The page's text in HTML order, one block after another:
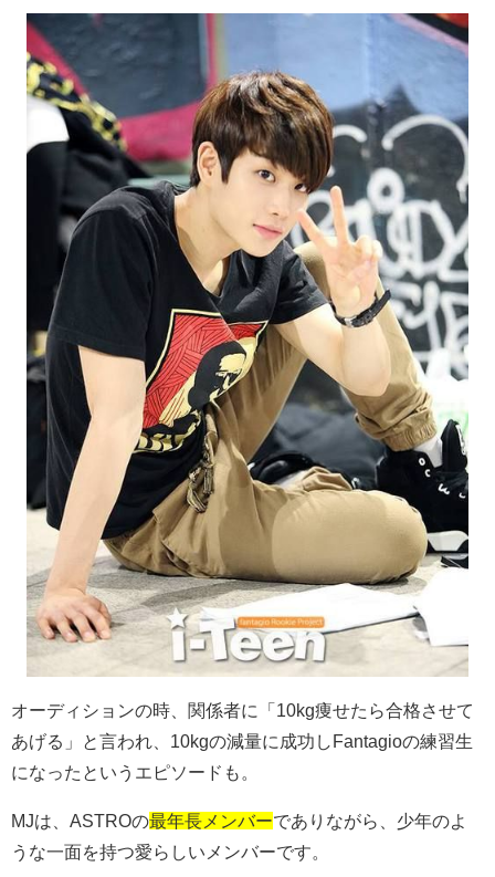
オーディションの時、関係者に「10kg痩せたら合格させて
あげる」と言われ、 10kgの減量に成功し Fantagioの練習生
になったというエピソードも。
MJは、 ASTROの最年長メンバーでありながら、少年のよ
うな一面を持つ愛らしいメンバーです。